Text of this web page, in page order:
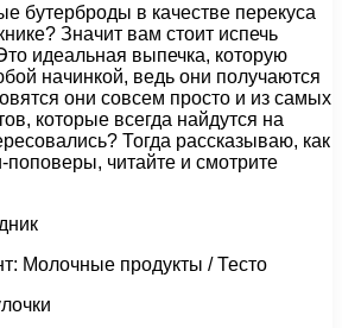
бутерброды в качестве перекуса
Значит вам стоит испечь
идеальная выпечка, которую
начинкой, ведь они получаются
они совсем просто и из самых
которые всегда найдутся на
Тогда рассказываю, как
поповеры, читайте и смотрите
Молочные продукты / Тесто